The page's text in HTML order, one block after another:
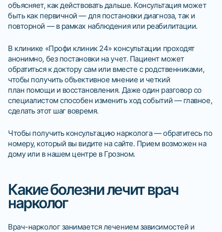
объясняет, как действовать дальше. Консультация может
быть как первичной — для постановки диагноза, так и
повторной — в рамках наблюдения или реабилитации.
В клинике «Профи клиник 24» консультации проходят
анонимно, без постановки на учет. Пациент может
обратиться к доктору сам или вместе с родственниками,
чтобы получить объективное мнение и четкий
план помощи и восстановления. Даже один разговор со
специалистом способен изменить ход событий — главное,
сделать этот шаг вовремя.
Чтобы получить консультацию нарколога — обратитесь по
номеру, который вы видите на сайте. Прием возможен на
дому или в нашем центре в Грозном.
Какие болезни лечит врач
нарколог
Врач-нарколог занимается лечением зависимостей и